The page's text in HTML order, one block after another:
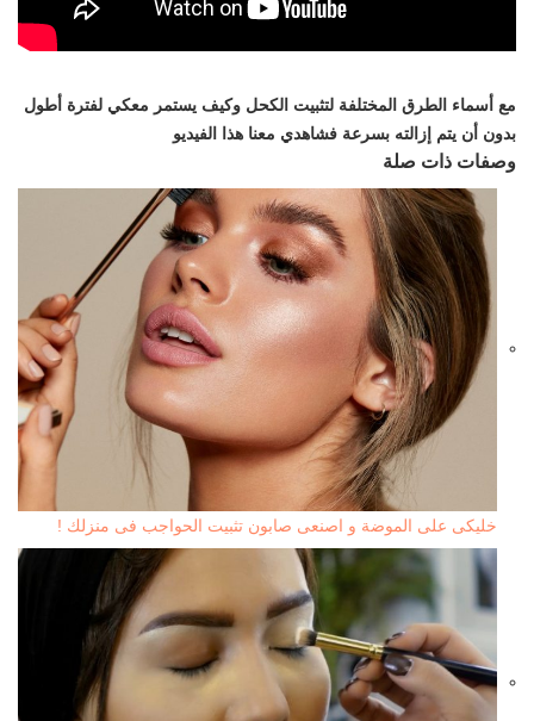
مع أسماء الطرق المختلفة لتثبيت الكحل وكيف يستمر معكي لفترة أطول
بدون أن يتم إزالته بسرعة فشاهدي معنا هذا الفيديو
وصفات ذات صلة
خليكى على الموضة و اصنعى صابون تثبيت الحواجب فى منزلك !